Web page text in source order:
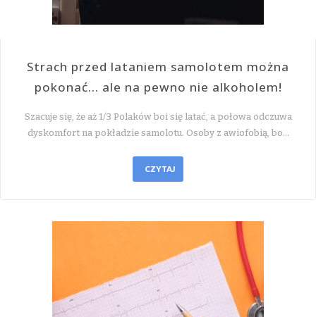
Strach przed lataniem samolotem można
pokonać… ale na pewno nie alkoholem!
Szacuje się, że aż 1/3 Polaków boi się latać, a połowa odczuwa
dyskomfort na pokładzie samolotu. Osoby z awiofobią, bo…
CZYTAJ